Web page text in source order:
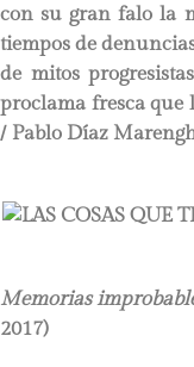
con su gran falo la
tiempos de
de mitos
proclama fresca que
/ Pablo Díaz
Memorias
2017)